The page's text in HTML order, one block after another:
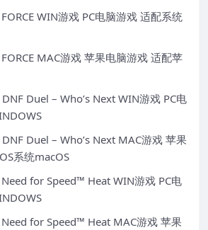
WIN游戏 PC电脑游戏 适配系统
MAC游戏 苹果电脑游戏 适配苹
Duel – Who’s Next WIN游戏 PC电
Duel – Who’s Next MAC游戏 苹果
系统macOS
for Speed™ Heat WIN游戏 PC电
for Speed™ Heat MAC游戏 苹果